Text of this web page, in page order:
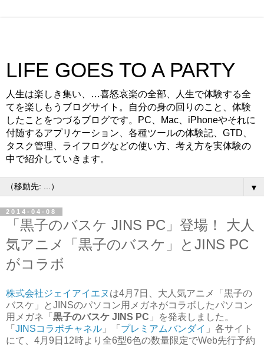
LIFE GOES TO A PARTY
人生は楽しき集い、…喜怒哀楽の全部、人生で体験する全
てを楽しもうブログサイト。自分の身の回りのこと、体験
したことをつづるブログです。PC、Mac、iPhoneやそれに
付随するアプリケーション、各種ツールの体験記、GTD、
タスク管理、ライフログなどの使い方、考え方を実体験の
中で紹介していきます。
▼
2014-04-08
「黒子のバスケ JINS PC」登場！ 大人
気アニメ「黒子のバスケ」とJINS PC
がコラボ
株式会社ジェイアイエヌ は4月7日、大人気アニメ「黒子の
バスケ」とJINSのパソコン用メガネがコラボしたパソコン
用メガネ「 黒子のバスケ JINS PC 」を発表しました。
「 JINSコラボチャネル 」「 プレミアムバンダイ 」各サイト
にて、4月9日12時より全6型6色の数量限定でWeb先行予約